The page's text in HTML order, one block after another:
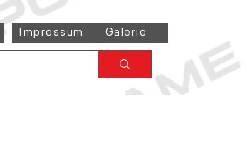
Impressum Galerie